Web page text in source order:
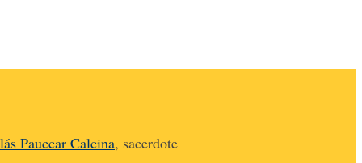
Pauccar Calcina, sacerdote